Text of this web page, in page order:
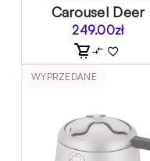
Carousel Deer
249.00zł
WYPRZEDANE